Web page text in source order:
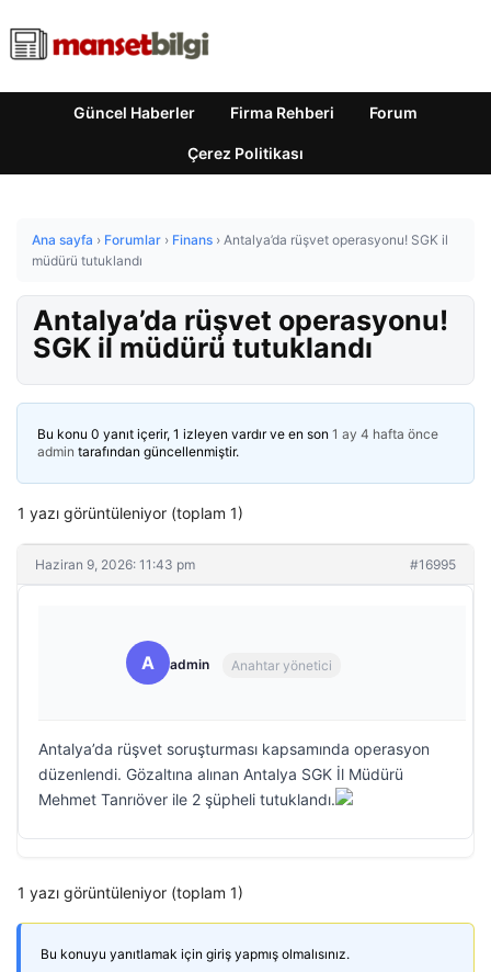
Güncel Haberler Firma Rehberi Forum
Çerez Politikası
Ana sayfa › Forumlar › Finans › Antalya’da rüşvet operasyonu! SGK il
müdürü tutuklandı
Antalya’da rüşvet operasyonu!
SGK il müdürü tutuklandı
Bu konu 0 yanıt içerir, 1 izleyen vardır ve en son 1 ay 4 hafta önce
admin tarafından güncellenmiştir.
1 yazı görüntüleniyor (toplam 1)
Haziran 9, 2026: 11:43 pm #16995
A admin Anahtar yönetici
Antalya’da rüşvet soruşturması kapsamında operasyon
düzenlendi. Gözaltına alınan Antalya SGK İl Müdürü
Mehmet Tanrıöver ile 2 şüpheli tutuklandı.
1 yazı görüntüleniyor (toplam 1)
Bu konuyu yanıtlamak için giriş yapmış olmalısınız.